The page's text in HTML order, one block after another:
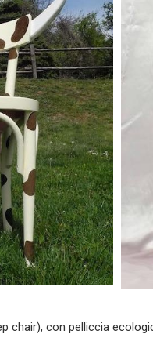
chair), con pelliccia